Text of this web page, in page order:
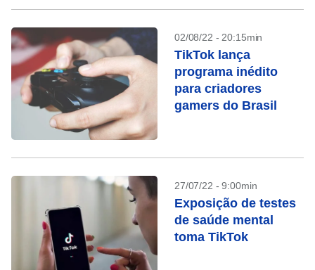
02/08/22 - 20:15min
TikTok lança
programa inédito
para criadores
gamers do Brasil
27/07/22 - 9:00min
Exposição de testes
de saúde mental
toma TikTok